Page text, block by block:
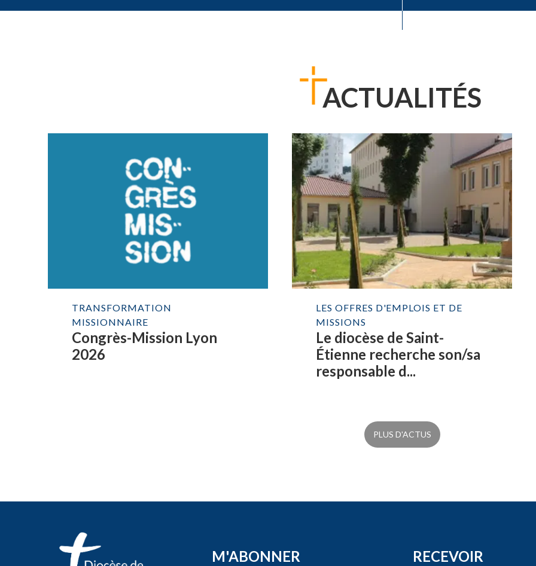
ACTUALITÉS
TRANSFORMATION
MISSIONNAIRE
Congrès-Mission Lyon
2026
LES OFFRES D'EMPLOIS ET DE
MISSIONS
Le diocèse de Saint-
Étienne recherche son/sa
responsable d...
PLUS D'ACTUS
M'ABONNER
RECEVOIR